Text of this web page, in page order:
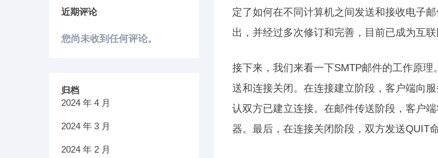
定了如何在不同计算机之间发送和接收电子
出，并经过多次修订和完善，目前已成为互
接下来，我们来看一下SMTP邮件的工作原
送和连接关闭。在连接建立阶段，客户端向
认双方已建立连接。在邮件传送阶段，客户
器。最后，在连接关闭阶段，双方发送QUIT
近期评论
您尚未收到任何评论。
归档
2024 年 4 月
2024 年 3 月
2024 年 2 月